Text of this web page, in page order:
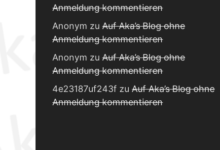
Anmeldung kommentieren
Anonym zuAuf Aka’s Blog ohne
Anmeldung kommentieren
Anonym zuAuf Aka’s Blog ohne
Anmeldung kommentieren
4e23187uf243f zuAuf Aka’s Blog ohne
Anmeldung kommentieren